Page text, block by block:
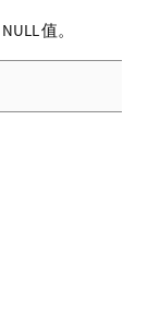
NULL值。